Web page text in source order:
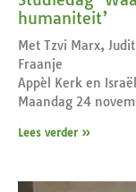
humaniteit’
Met Tzvi Marx,
Fraanje
Appèl Kerk en
Maandag 24
Lees verder »